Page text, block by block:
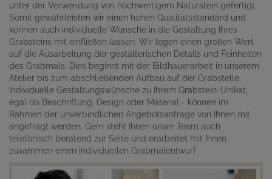
unter der Verwendung von hochwertigem Naturstein gefertigt.
Somit gewährleisten wir einen hohen Qualitätsstandard und
können auch individuelle Wünsche in die Gestaltung Ihres
Grabsteins mit einfließen lassen. Wir legen einen großen Wert
auf die Ausarbeitung der gestalterischen Details und Feinheiten
des Grabmals. Dies beginnt mit der Bildhauerarbeit in unserem
Atelier bis zum abschließenden Aufbau auf der Grabstelle.
Individuelle Gestaltungswünsche zu Ihrem Grabstein-Unikat,
egal ob Beschriftung, Design oder Material - können im
Rahmen der unverbindlichen Angebotsanfrage von Ihnen mit
angefragt werden. Gern steht Ihnen unser Team auch
telefonisch beratend zur Seite und erarbeitet mit Ihnen
zusammen einen individuellen Grabmalentwurf.